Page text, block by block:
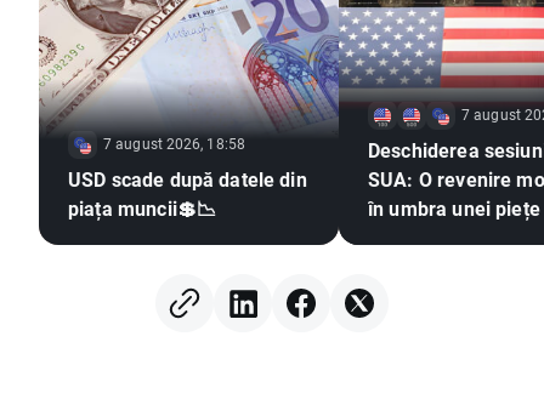
7 august 2026, 18:58
USD scade după datele din
piața muncii💲📉
7 august
Deschiderea
SUA: O revenire
în umbra unei piețe